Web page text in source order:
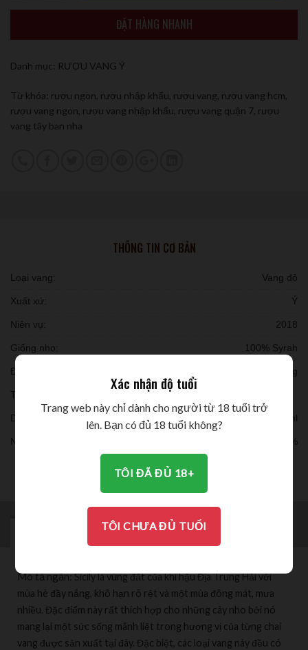
ĐẶT HÀNG NHANH
Danh mục: RƯỢU VANG Ý
Từ khóa: rượu ngon rượu nhập khẩu rượu vang rượu vang hcm
rượu vang ngon rượu vang nhập khẩu rượu vang quận 7 rượu
vang tây ban nha
THÔNG TIN CƠ BẢN
Loại vang: Vang đỏ
Xuất xứ: Ý
Niên vụ: 2018
Giống nho: 100% Syrah
Đóng chai: 6 chai/ thùng
Thời gian ủ:
Dung tích: 750ml
Nồng độ: 15%
THƯỞNG THỨC
BRAND
Mô tả ngắn:Sicily là vùng đất của khí hậu Địa Trung Hải với
mùa hè đầy nắng, khô hạn rõ rệt và một mùa đông mát, mưa
nhiều. Đặc điểm này rất thích hợp cho những cây nho bởi nó
mang lại một sức sống mãnh liệt trong hương vị của từng chai
vang được sản xuất tại đây. Đặc biệt, các loại vang này đều có
Xác nhận độ tuổi
Trang web này chỉ dành cho người từ 18 tuổi trở
lên. Bạn có đủ 18 tuổi không?
TÔI ĐÃ ĐỦ 18+
TÔI CHƯA ĐỦ TUỔI